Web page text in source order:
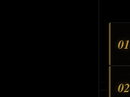
01
02